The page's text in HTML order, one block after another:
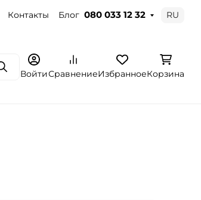
Контакты Блог 080 033 12 32 RU
ПоискВойтиСравнениеИзбранноеКорзина